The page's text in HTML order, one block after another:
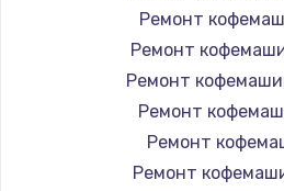
Ремонт
Ремонт
Ремонт
Ремонт
Ремонт
Ремонт